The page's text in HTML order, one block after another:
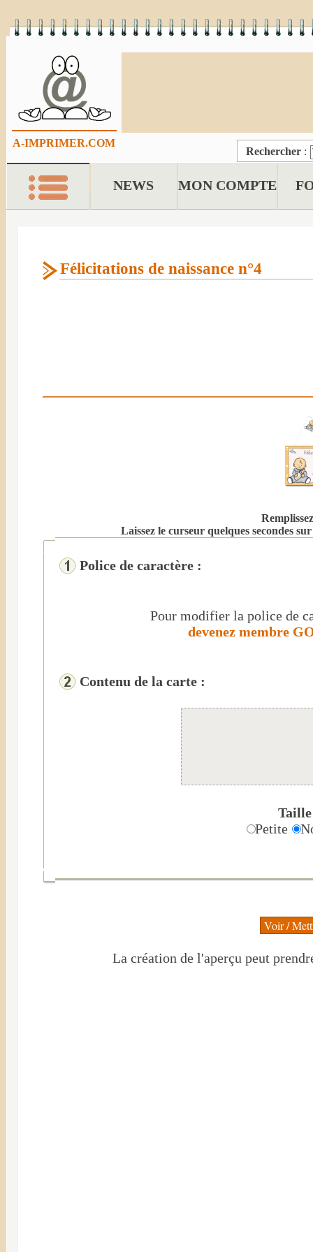
A-IMPRIMER.COM
Rechercher :
NEWS MON COMPTE
Félicitations de naissance n°4
Laissez le curseur quelques secondes
Police de caractère :
Pour modifier la police de
devenez membre
Contenu de la carte :
Petite
La création de l'aperçu peut